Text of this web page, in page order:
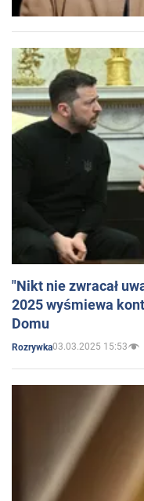
"Nikt nie zwracał
2025 wyśmiewa
Domu
Rozrywka03.03.2025 15:53